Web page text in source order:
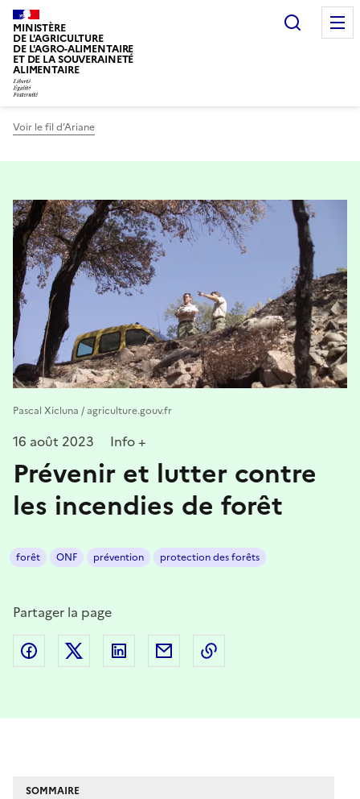
MINISTÈRE
DE L'AGRICULTURE
DE L'AGRO-ALIMENTAIRE
ET DE LA SOUVERAINETÉ
ALIMENTAIRE
Voir le fil d’Ariane
Pascal Xicluna / agriculture.gouv.fr
16 août 2023 Info +
Prévenir et lutter contre
les incendies de forêt
forêt ONF prévention protection des forêts
Partager la page
Partager sur Facebook
Partager sur Twitter
Partager sur LinkedIn
Partager par email
SOMMAIRE